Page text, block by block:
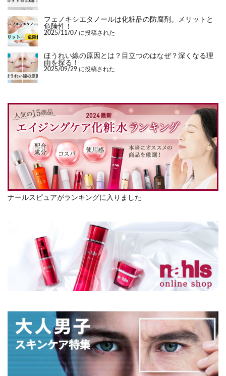
フェノキシエタノールは化粧品の防腐剤。メリットと
危険性！
2025/11/07 に投稿された
ほうれい線の原因とは？目立つのはなぜ？深くなる理
由を探る！
2025/09/29 に投稿された
ナールスピュアがランキングに入りました